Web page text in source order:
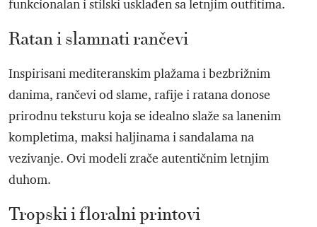
funkcionalan i stilski usklađen sa letnjim outfitima.
Ratan i slamnati rančevi
Inspirisani mediteranskim plažama i bezbrižnim
danima, rančevi od slame, rafije i ratana donose
prirodnu teksturu koja se idealno slaže sa lanenim
kompletima, maksi haljinama i sandalama na
vezivanje. Ovi modeli zrače autentičnim letnjim
duhom.
Tropski i floralni printovi